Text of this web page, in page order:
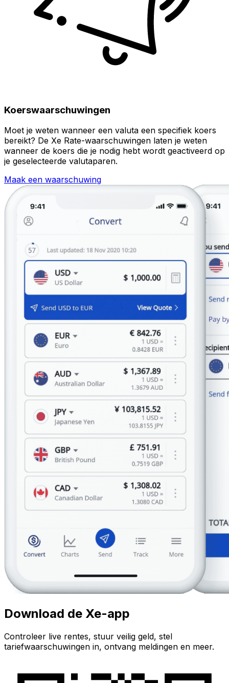
Koerswaarschuwingen
Moet je weten wanneer een valuta een specifiek koers
bereikt? De Xe Rate-waarschuwingen laten je weten
wanneer de koers die je nodig hebt wordt geactiveerd op
je geselecteerde valutaparen.
Maak een waarschuwing
Download de Xe-app
Controleer live rentes, stuur veilig geld, stel
tariefwaarschuwingen in, ontvang meldingen en meer.